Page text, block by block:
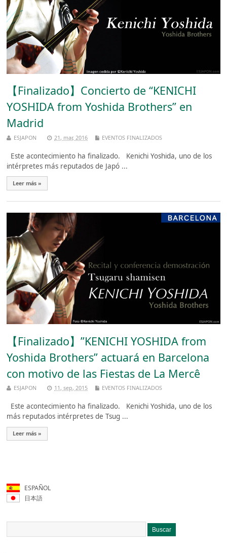
【Finalizado】Concierto de “KENICHI
YOSHIDA from Yoshida Brothers” en
Madrid
ESJAPON 21, mar, 2016 EVENTOS FINALIZADOS
Este acontecimiento ha finalizado. Kenichi Yoshida, uno de los
intérpretes más reputados de Japó ...
Leer más »
【Finalizado】”KENICHI YOSHIDA from
Yoshida Brothers” actuará en Barcelona
con motivo de las Fiestas de La Mercê
ESJAPON 11, sep, 2015 EVENTOS FINALIZADOS
Este acontecimiento ha finalizado. Kenichi Yoshida, uno de los
más reputados intérpretes de Tsug ...
Leer más »
ESPAÑOL
日本語